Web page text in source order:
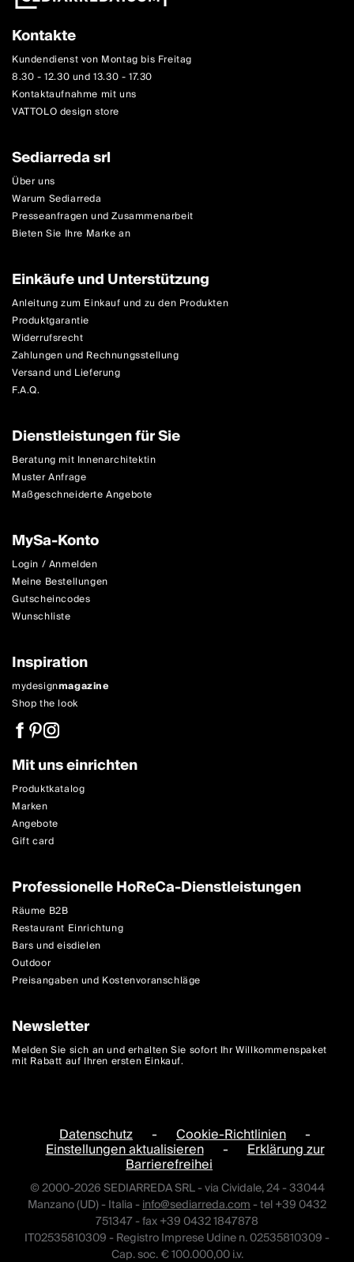
Kontakte
Kundendienst von Montag bis Freitag
8.30 - 12.30 und 13.30 - 17.30
Kontaktaufnahme mit uns
VATTOLO design store
Sediarreda srl
Über uns
Warum Sediarreda
Presseanfragen und Zusammenarbeit
Bieten Sie Ihre Marke an
Einkäufe und Unterstützung
Anleitung zum Einkauf und zu den Produkten
Produktgarantie
Widerrufsrecht
Zahlungen und Rechnungsstellung
Versand und Lieferung
F.A.Q.
Dienstleistungen für Sie
Beratung mit Innenarchitektin
Muster Anfrage
Maßgeschneiderte Angebote
MySa-Konto
Login / Anmelden
Meine Bestellungen
Gutscheincodes
Wunschliste
Inspiration
mydesignmagazine
Shop the look
Mit uns einrichten
Produktkatalog
Marken
Angebote
Gift card
Professionelle HoReCa-Dienstleistungen
Räume B2B
Restaurant Einrichtung
Bars und eisdielen
Outdoor
Preisangaben und Kostenvoranschläge
Newsletter
Melden Sie sich an und erhalten Sie sofort Ihr Willkommenspaket
mit Rabatt auf Ihren ersten Einkauf.
Datenschutz - Cookie-Richtlinien -
Einstellungen aktualisieren - Erklärung zur
Barrierefreihei
© 2000-2026 SEDIARREDA SRL - via Cividale, 24 - 33044
Manzano (UD) - Italia -info@sediarreda.com- tel +39 0432
751347 - fax +39 0432 1847878
IT02535810309 - Registro Imprese Udine n. 02535810309 -
Cap. soc. € 100.000,00 i.v.